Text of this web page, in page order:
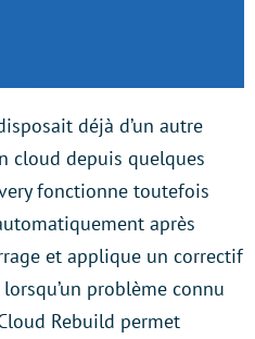
déjà d’un autre
cloud depuis quelques
fonctionne toutefois
après
et applique un correctif
problème connu
Rebuild permet